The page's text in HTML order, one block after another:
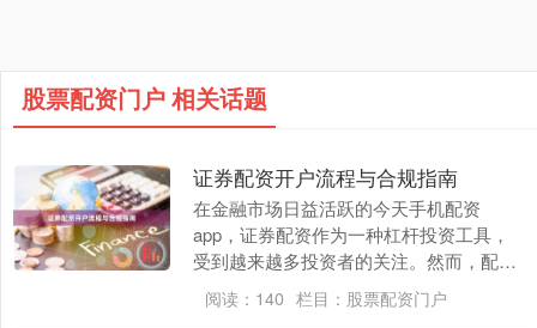
股票配资门户 相关话题
证券配资开户流程与合规指南
在金融市场日益活跃的今天手机配资
app，证券配资作为一种杠杆投资工具，
受到越来越多投资者的关注。然而，配资
开户并非简单的“填表签字”，其中涉及的
法律风险、资金安....
阅读： 140 栏目： 股票配资门户